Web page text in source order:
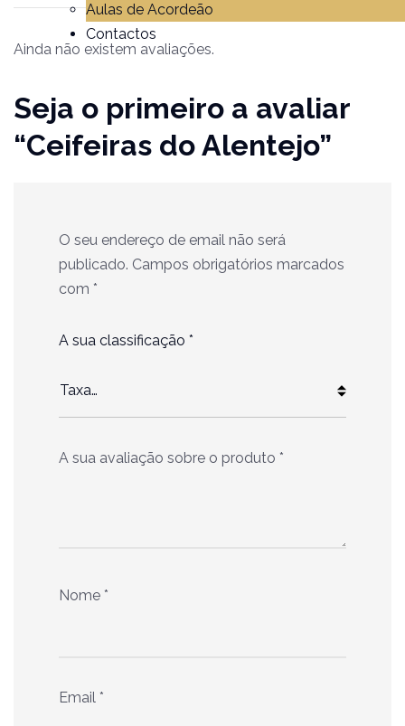
Aulas de Acordeão
Contactos
Ainda não existem avaliações.
Seja o primeiro a avaliar
“Ceifeiras do Alentejo”
O seu endereço de email não será
publicado. Campos obrigatórios marcados
com *
A sua classificação *
A sua avaliação sobre o produto *
Nome *
Email *